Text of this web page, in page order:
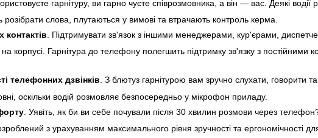
гарнітуру, ви гарно чуєте співрозмовника, а він — вас. Деякі
слова, плутаються у вимові та втрачають контроль керма.
контактів . Підтримувати зв'язок з іншими менеджерами, кур'єрами,
корпусі. Гарнітура до телефону полегшить підтримку зв'язку з постійними
телефонних дзвінків. З блютуз гарнітурою вам зручно слухати, говорити
оскільки водій розмовляє безпосередньо у мікрофон приладу.
. Уявіть, як би ви себе почували після 30 хвилин розмови через
з урахуванням максимального рівня зручності та ергономічності